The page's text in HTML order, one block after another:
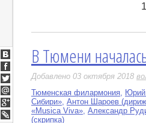
В Тюмени
Добавлено 03 октября 2018
Тюменская филармония, Юрий
Сибири», Антон Шароев
«Musica Viva», Александр
(скрипка)
ВКонтакте
Facebook
Twitter
Мой
Мир
Google+